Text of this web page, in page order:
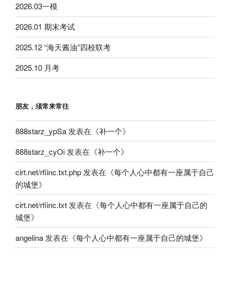
2026.03一模
2026.01 期末考试
2025.12 “海天酱油”四校联考
2025.10 月考
朋友，须常来常往
888starz_ypSa 发表在《补一个》
888starz_cyOi 发表在《补一个》
cirt.net/rfiinc.txt.php 发表在《每个人心中都有一座属于自己
的城堡》
cirt.net/rfiinc.txt 发表在《每个人心中都有一座属于自己的
城堡》
angelina 发表在《每个人心中都有一座属于自己的城堡》